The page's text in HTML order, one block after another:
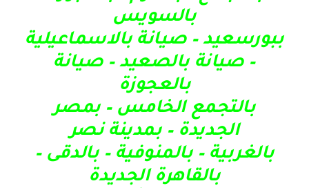
بالسويس
ببورسعيد – صيانة بالاسماعيلية
– صيانة بالصعيد – صيانة
بالعجوزة
بالتجمع الخامس – بمصر
الجديدة – بمدينة نصر
بالغربية – بالمنوفية – بالدقى –
بالقاهرة الجديدة